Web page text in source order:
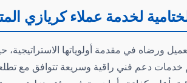
لخدمة عملاء كريازي
ورضاه في مقدمة أولوياتها
خدمات دعم فني راقية وسريعة تتوافق مع